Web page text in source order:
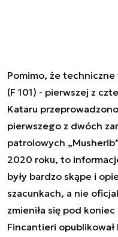
Pomimo, że techniczne
(F 101) - pierwszej z
Kataru
pierwszego z dwóch
patrolowych
2020 roku, to
były bardzo skąpe i
szacunkach, a nie
zmieniła się pod
Fincantieri